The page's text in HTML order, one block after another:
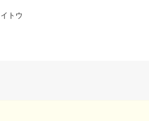
イトウ